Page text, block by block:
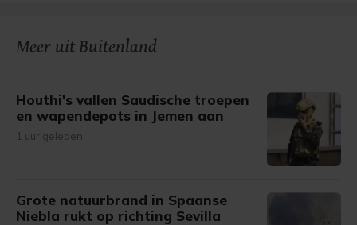
Meer uit Buitenland
Houthi's vallen Saudische troepen
en wapendepots in Jemen aan
1 uur geleden
Grote natuurbrand in Spaanse
Niebla rukt op richting Sevilla